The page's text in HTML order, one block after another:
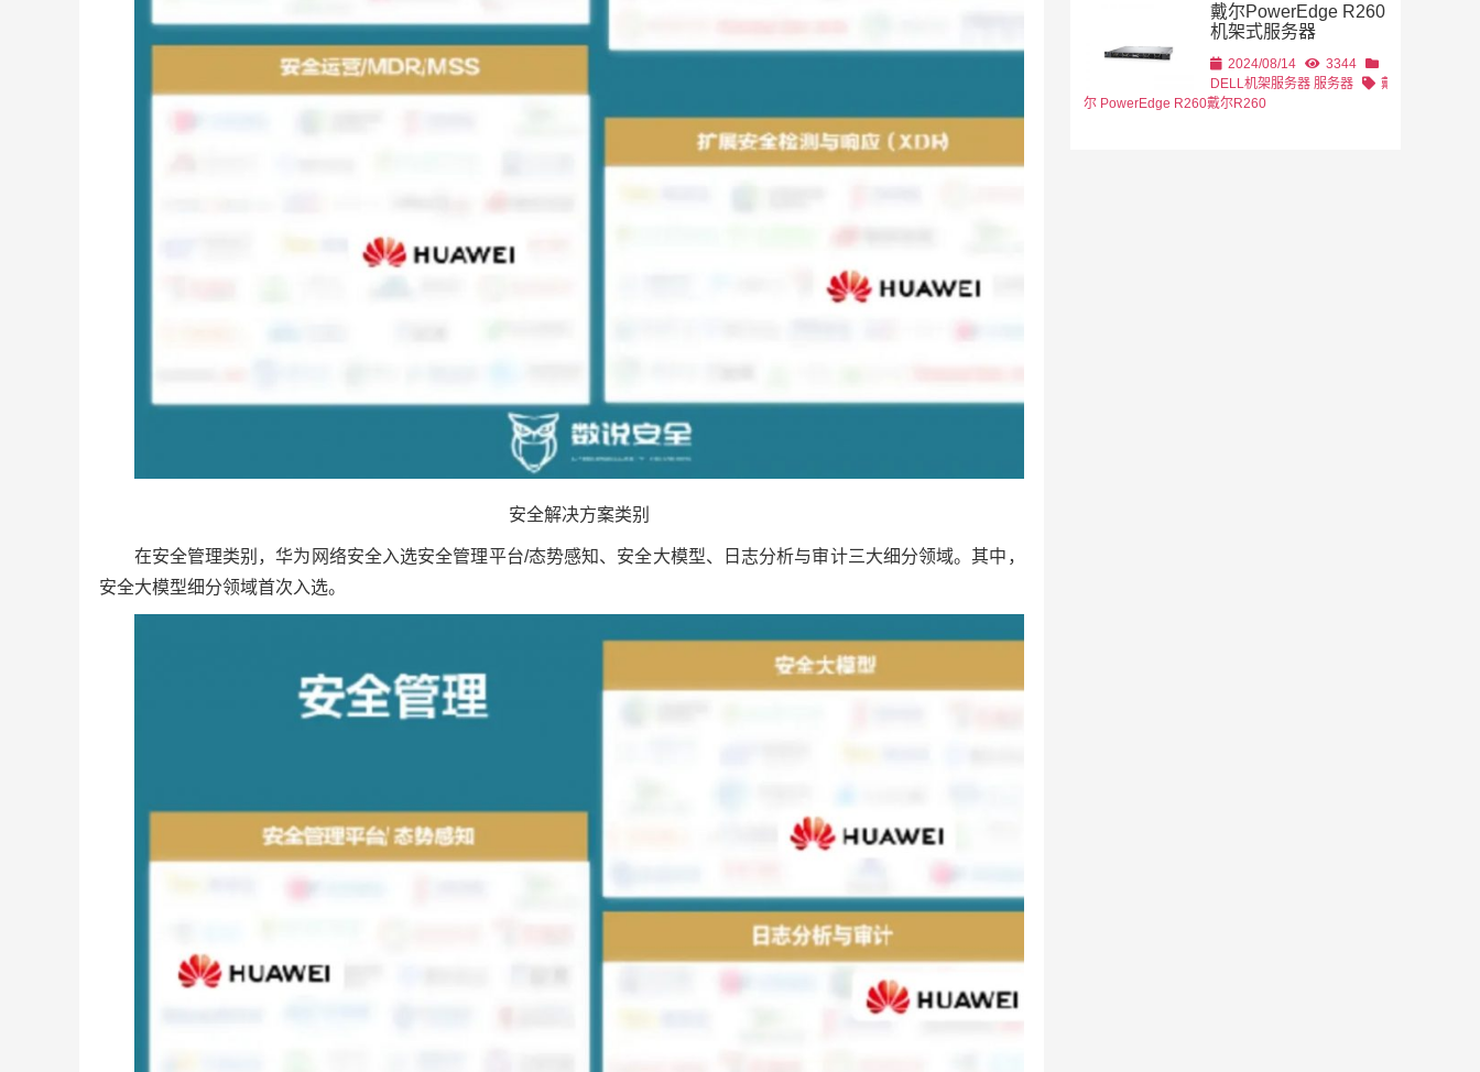
安全解决方案类别
在安全管理类别，华为网络安全入选安全管理平台/态势感知、安全大模型、日志分析与审计三大细分领域。其中，
安全大模型细分领域首次入选。
戴尔PowerEdge R260
机架式服务器
2024/08/14
3344
DELL机架服务器 服务器
戴
尔 PowerEdge R260戴尔R260